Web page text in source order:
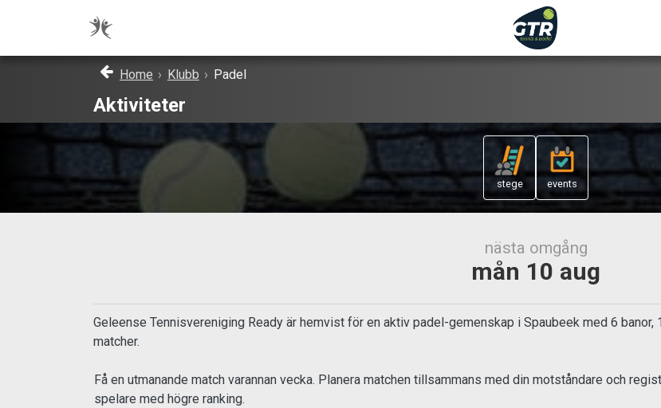
Home › Klubb › Padel
Aktiviteter
stege events
nästa omgång
mån 10 aug
Geleense Tennisvereniging Ready är hemvist för en aktiv padel-gemenskap i Spaubeek med 6
matcher.
Få en utmanande match varannan vecka. Planera matchen tillsammans med din motståndare och
spelare med högre ranking.